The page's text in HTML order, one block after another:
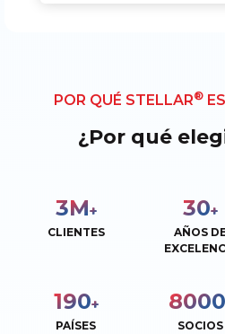
POR QUÉ STELLAR®
¿Por qué
3M+
CLIENTES
30+
AÑOS
190+
PAÍSES
8000
SOCIOS